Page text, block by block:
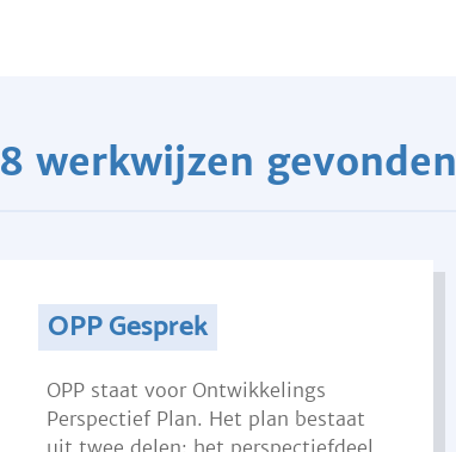
8 werkwijzen gevonden
OPP Gesprek
OPP staat voor Ontwikkelings
Perspectief Plan. Het plan bestaat
uit twee delen: het perspectiefdeel